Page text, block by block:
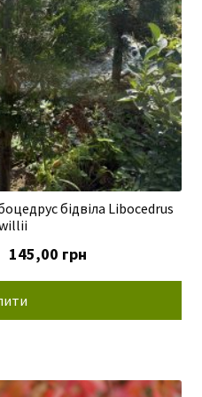
бідвіла Libocedrus
Оригінальна
240,00 грн.
145,00 грн